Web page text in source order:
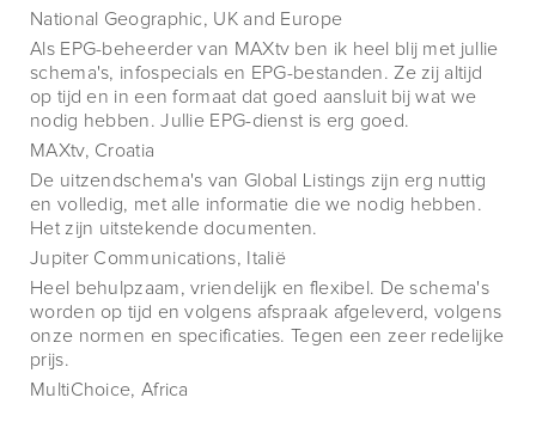
National Geographic, UK and Europe
Als EPG-beheerder van MAXtv ben ik heel blij met jullie
schema's, infospecials en EPG-bestanden. Ze zij altijd
op tijd en in een formaat dat goed aansluit bij wat we
nodig hebben. Jullie EPG-dienst is erg goed.
MAXtv, Croatia
De uitzendschema's van Global Listings zijn erg nuttig
en volledig, met alle informatie die we nodig hebben.
Het zijn uitstekende documenten.
Jupiter Communications, Italië
Heel behulpzaam, vriendelijk en flexibel. De schema's
worden op tijd en volgens afspraak afgeleverd, volgens
onze normen en specificaties. Tegen een zeer redelijke
prijs.
MultiChoice, Africa